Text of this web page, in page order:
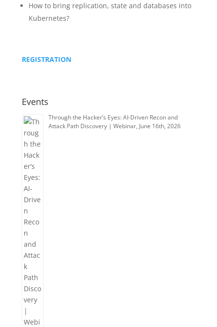
How to bring replication, state and databases into
Kubernetes?
REGISTRATION
Events
Through the Hacker’s Eyes: AI-Driven Recon and
Attack Path Discovery | Webinar, June 16th, 2026